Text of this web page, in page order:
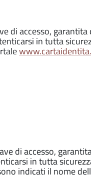
di accesso,
in tutta
di accesso,
in tutta
indicati il nome